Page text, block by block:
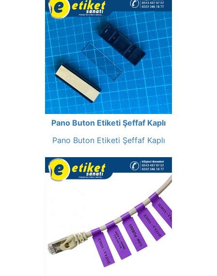
Pano Buton Etiketi Şeffaf Kaplı
Pano Buton Etiketi Şeffaf Kaplı